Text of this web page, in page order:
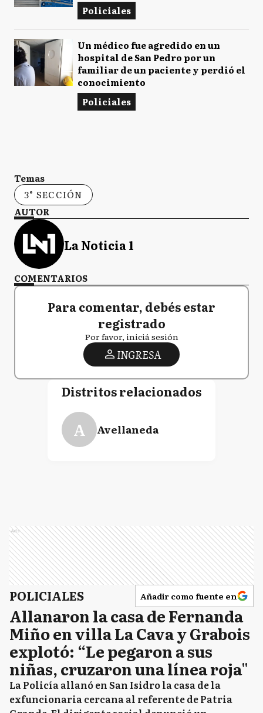
Policiales
Un médico fue agredido en un
hospital de San Pedro por un
familiar de un paciente y perdió el
conocimiento
Policiales
Temas
3° SECCIÓN
AUTOR
La Noticia 1
COMENTARIOS
Para comentar, debés estar
registrado
Por favor, iniciá sesión
INGRESA
Distritos relacionados
A Avellaneda
Ads
POLICIALES Añadir como fuente en
Allanaron la casa de Fernanda
Miño en villa La Cava y Grabois
explotó: “Le pegaron a sus
niñas, cruzaron una línea roja"
La Policía allanó en San Isidro la casa de la
exfuncionaria cercana al referente de Patria